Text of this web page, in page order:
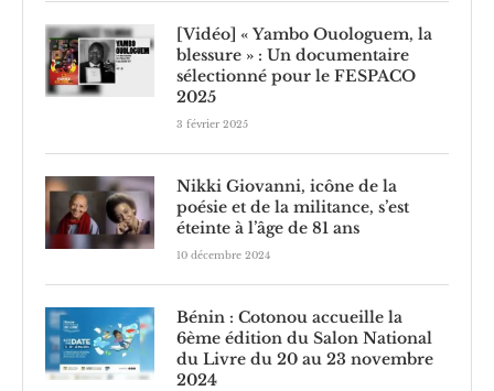
[Vidéo] « Yambo Ouologuem, la
blessure » : Un documentaire
sélectionné pour le FESPACO
2025
3 février 2025
Nikki Giovanni, icône de la
poésie et de la militance, s’est
éteinte à l’âge de 81 ans
10 décembre 2024
Bénin : Cotonou accueille la
6ème édition du Salon National
du Livre du 20 au 23 novembre
2024